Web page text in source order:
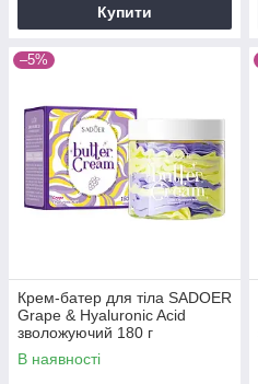
Купити
–5%
Крем-батер для тіла SADOER
Grape & Hyaluronic Acid
зволожуючий 180 г
В наявності